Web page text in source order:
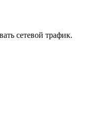
сетевой трафик.